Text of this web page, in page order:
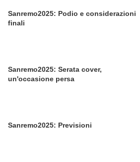
Sanremo2025: Podio e considerazioni
finali
Sanremo2025: Serata cover,
un'occasione persa
Sanremo2025: Previsioni